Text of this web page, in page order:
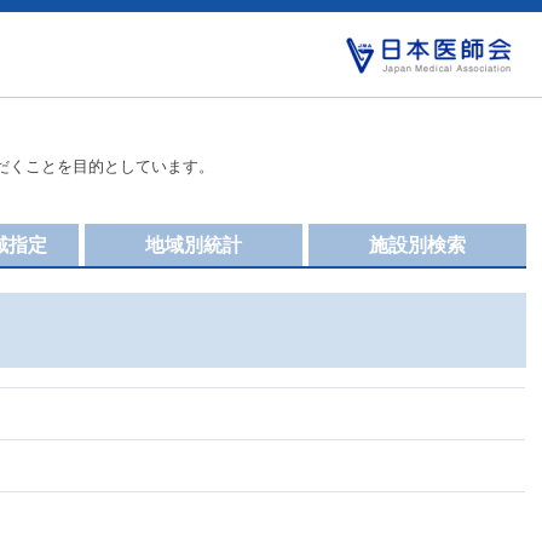
ことを目的としています。
施設別検索
地域別統計
指定